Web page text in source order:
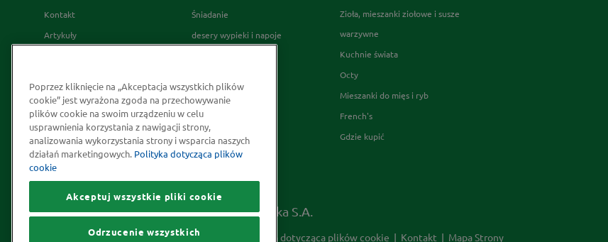
Kontakt
Artykuły
Strategia Podatkowa
Społeczna odpowiedzialność
Kakao odpowiedzialnie
pozyskiwane
Śniadanie
desery wypieki i napoje
Zioła, mieszanki ziołowe i susze
warzywne
Kuchnie świata
Octy
Mieszanki do mięs i ryb
French's
Gdzie kupić
Prawa autorskie © 2026 McCormick Polska S.A.
Informacje na temat ochrony prywatności Polityka dotycząca plików cookie Kontakt Mapa Strony
Poprzez kliknięcie na „Akceptacja wszystkich plików
cookie” jest wyrażona zgoda na przechowywanie
plików cookie na swoim urządzeniu w celu
usprawnienia korzystania z nawigacji strony,
analizowania wykorzystania strony i wsparcia naszych
działań marketingowych. Polityka dotycząca plików
cookie
Akceptuj wszystkie pliki cookie
Odrzucenie wszystkich